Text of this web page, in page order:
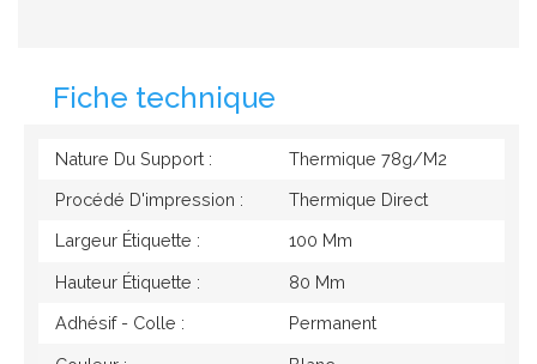
Fiche technique
Nature Du Support : Thermique 78g/M2
Procédé D'impression : Thermique Direct
Largeur Étiquette : 100 Mm
Hauteur Étiquette : 80 Mm
Adhésif - Colle : Permanent